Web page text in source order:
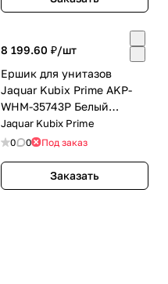
8 199.60 ₽/шт
Ершик для унитазов
Jaquar Kubix Prime AKP-
WHM-35743P Белый
матовый
Jaquar Kubix Prime
0 0 Под заказ
Заказать